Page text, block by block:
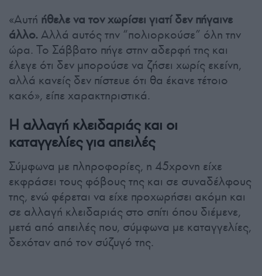
«Αυτή ήθελε να τον χωρίσει γιατί δεν πήγαινε
άλλο. Αλλά αυτός την “πολιορκούσε” όλη την
ώρα. Το Σάββατο πήγε στην αδερφή της και
έλεγε ότι δεν μπορούσε να ζήσει χωρίς εκείνη,
αλλά κανείς δεν πίστευε ότι θα έκανε τέτοιο
κακό», είπε χαρακτηριστικά.
Η αλλαγή κλειδαριάς και οι
καταγγελίες για απειλές
Σύμφωνα με πληροφορίες, η 45χρονη είχε
εκφράσει τους φόβους της και σε συναδέλφους
της, ενώ φέρεται να είχε προχωρήσει ακόμη και
σε αλλαγή κλειδαριάς στο σπίτι όπου διέμενε,
μετά από απειλές που, σύμφωνα με καταγγελίες,
δεχόταν από τον σύζυγό της.